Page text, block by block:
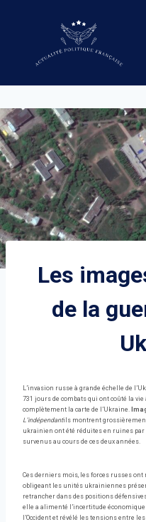
Les
de la
L’invasion russe à grande échelle de
731 jours de combats qui ont coûté la
complètement la carte de l’Ukraine.
L’indépendantils montrent
ukrainien ont été réduites en ruines par
survenus au cours de ces deux années.
Ces derniers mois, les forces russes
obligeant les unités ukrainiennes
retrancher dans des positions
elle a alimenté l’incertitude
l’Occident et révélé les tensions entre